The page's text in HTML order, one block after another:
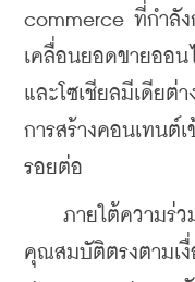
commerce ที่กำลัง
เคลื่อนยอดขายออ
และโซเชียลมีเดียต่
การสร้างคอนเทนต์
รอยต่อ
ภายใต้ความร่วม
คุณสมบัติตรงตามเ